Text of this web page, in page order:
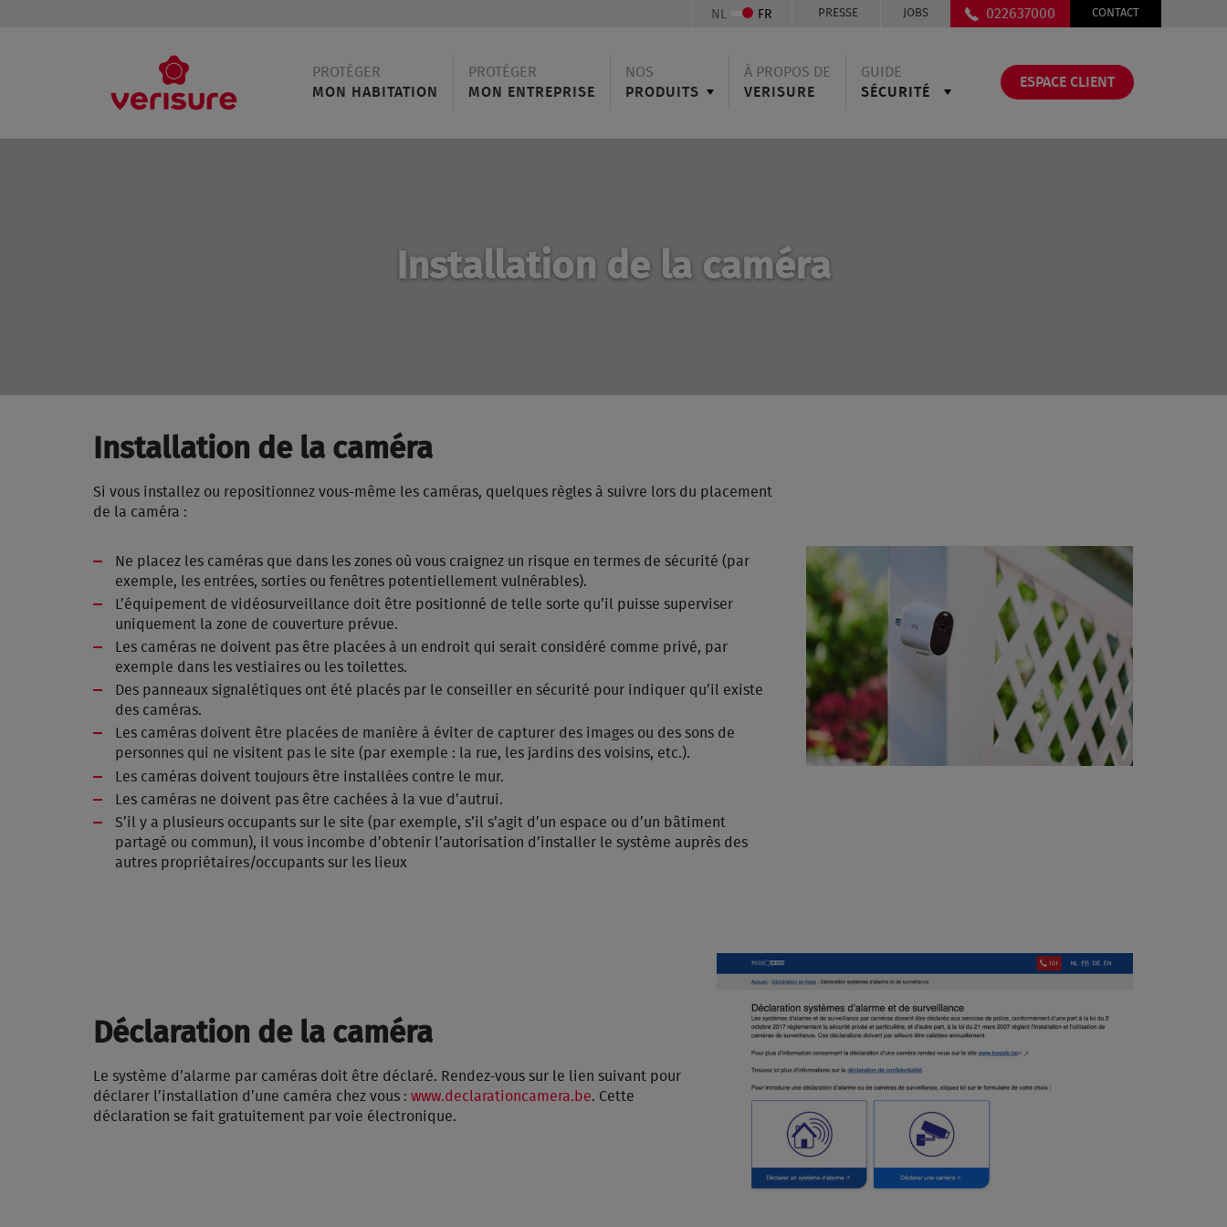
NL FR PRESSE JOBS 022637000 CONTACT
Main
navigation
MON HABITATION
PROTÉGER
MON ENTREPRISE
PROTÉGER
PRODUITS
NOS
VERISURE
À PROPOS DE
SÉCURITÉ
GUIDE
ESPACE CLIENT
Installation de la caméra
Installation de la caméra
Si vous installez ou repositionnez vous-même les caméras, quelques règles à suivre lors du placement
de la caméra :
Ne placez les caméras que dans les zones où vous craignez un risque en termes de sécurité (par
exemple, les entrées, sorties ou fenêtres potentiellement vulnérables).
L’équipement de vidéosurveillance doit être positionné de telle sorte qu’il puisse superviser
uniquement la zone de couverture prévue.
Les caméras ne doivent pas être placées à un endroit qui serait considéré comme privé, par
exemple dans les vestiaires ou les toilettes.
Des panneaux signalétiques ont été placés par le conseiller en sécurité pour indiquer qu’il existe
des caméras.
Les caméras doivent être placées de manière à éviter de capturer des images ou des sons de
personnes qui ne visitent pas le site (par exemple : la rue, les jardins des voisins, etc.).
Les caméras doivent toujours être installées contre le mur.
Les caméras ne doivent pas être cachées à la vue d’autrui.
S’il y a plusieurs occupants sur le site (par exemple, s’il s’agit d’un espace ou d’un bâtiment
partagé ou commun), il vous incombe d’obtenir l’autorisation d’installer le système auprès des
autres propriétaires/occupants sur les lieux
Déclaration de la caméra
Le système d’alarme par caméras doit être déclaré. Rendez-vous sur le lien suivant pour
déclarer l’installation d’une caméra chez vous : www.declarationcamera.be. Cette
déclaration se fait gratuitement par voie électronique.